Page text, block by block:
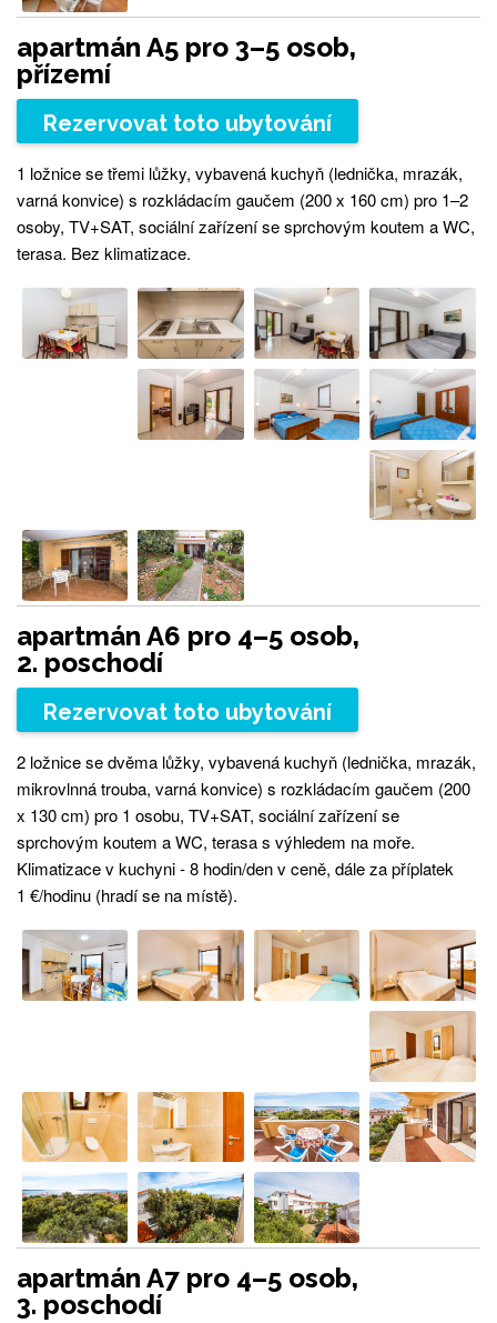
apartmán A5 pro 3–5 osob,
přízemí
Rezervovat toto ubytování
1 ložnice se třemi lůžky, vybavená kuchyň (lednička, mrazák,
varná konvice) s rozkládacím gaučem (200 x 160 cm) pro 1–2
osoby, TV+SAT, sociální zařízení se sprchovým koutem a WC,
terasa. Bez klimatizace.
apartmán A6 pro 4–5 osob,
2. poschodí
Rezervovat toto ubytování
2 ložnice se dvěma lůžky, vybavená kuchyň (lednička, mrazák,
mikrovlnná trouba, varná konvice) s rozkládacím gaučem (200
x 130 cm) pro 1 osobu, TV+SAT, sociální zařízení se
sprchovým koutem a WC, terasa s výhledem na moře.
Klimatizace v kuchyni - 8 hodin/den v ceně, dále za příplatek
1 €/hodinu (hradí se na místě).
apartmán A7 pro 4–5 osob,
3. poschodí